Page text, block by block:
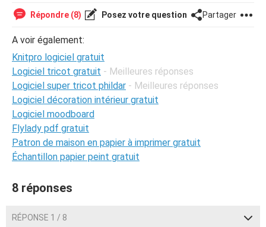
Répondre (8) Posez votre question Partager
A voir également:
Knitpro logiciel gratuit
Logiciel tricot gratuit - Meilleures réponses
Logiciel super tricot phildar - Meilleures réponses
Logiciel décoration intérieur gratuit
Logiciel moodboard
Flylady pdf gratuit
Patron de maison en papier à imprimer gratuit
Échantillon papier peint gratuit
8 réponses
RÉPONSE 1 / 8